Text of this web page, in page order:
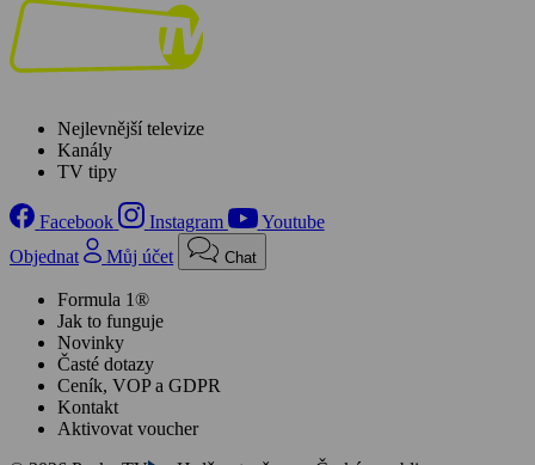
Nejlevnější televize
Kanály
TV tipy
Facebook Instagram
Youtube
Objednat
Můj účet Chat
Formula 1®
Jak to funguje
Novinky
Časté dotazy
Ceník, VOP a GDPR
Kontakt
Aktivovat voucher